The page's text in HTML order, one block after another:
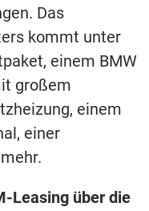
Das
kommt unter
einem BMW
großem
einem
einer
Leasing über die